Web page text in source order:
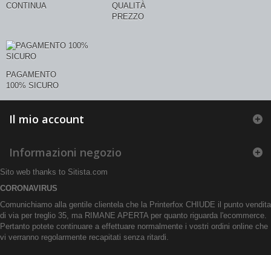
CONTINUA
QUALITÀ
PREZZO
PAGAMENTO
100% SICURO
Il mio account
Informazioni negozio
Sito web thanks to Sitista.com
CORONAVIRUS
Comunichiamo alla gentile clientela che la Printerfox CHIUDE il punto vendita
di via per treglio 35, ma RIMANE APERTA per quanto riguarda l'ecommerce.
Pertanto potete continuare a effettuare normalmente i vostri ordini online che
vi verranno regolarmente recapitati senza ritardi.